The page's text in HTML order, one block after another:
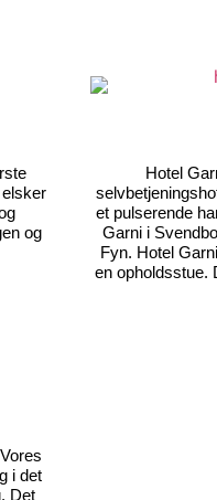
og
Hotel
et pulserende
Garni i
Fyn. Hotel
en opholdsstue.
i det
Det